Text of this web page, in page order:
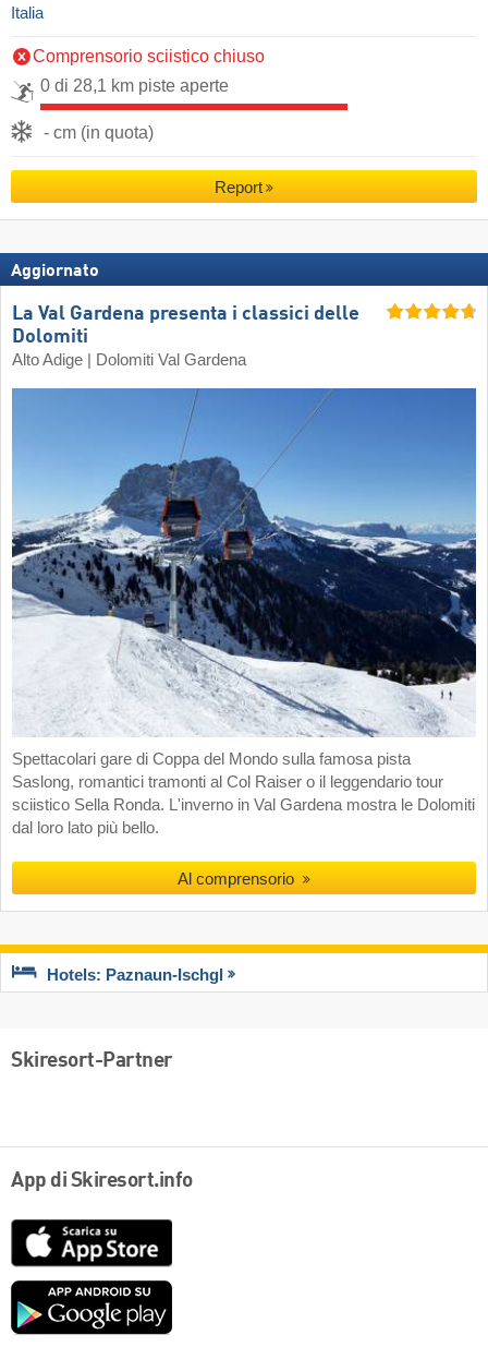
Italia
Comprensorio sciistico chiuso
0 di 28,1 km piste aperte
- cm (in quota)
Report
Aggiornato
La Val Gardena presenta i classici delle
Dolomiti
Alto Adige | Dolomiti Val Gardena
Spettacolari gare di Coppa del Mondo sulla famosa pista
Saslong, romantici tramonti al Col Raiser o il leggendario tour
sciistico Sella Ronda. L'inverno in Val Gardena mostra le Dolomiti
dal loro lato più bello.
Al comprensorio
Hotels: Paznaun-Ischgl
Skiresort-Partner
App di Skiresort.info
Google